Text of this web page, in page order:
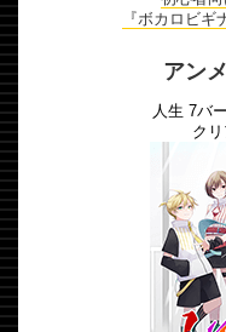
『ボカロビ
アン
人生 7バ
ク